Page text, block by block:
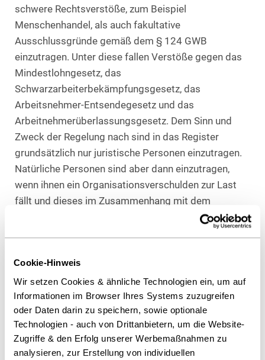
Cookie-Hinweis
Wir setzen Cookies & ähnliche Technologien ein, um auf
Informationen im Browser Ihres Systems zuzugreifen
oder Daten darin zu speichern, sowie optionale
Technologien - auch von Drittanbietern, um die Website-
Zugriffe & den Erfolg unserer Werbemaßnahmen zu
analysieren, zur Erstellung von individuellen
schwere Rechtsverstöße, zum Beispiel
Menschenhandel, als auch fakultative
Ausschlussgründe gemäß dem § 124 GWB
einzutragen. Unter diese fallen Verstöße gegen das
Mindestlohngesetz, das
Schwarzarbeiterbekämpfungsgesetz, das
Arbeitsnehmer-Entsendegesetz und das
Arbeitnehmerüberlassungsgesetz. Dem Sinn und
Zweck der Regelung nach sind in das Register
grundsätzlich nur juristische Personen einzutragen.
Natürliche Personen sind aber dann einzutragen,
wenn ihnen ein Organisationsverschulden zur Last
fällt und dieses im Zusammenhang mit dem
Geschäftsverkehr steht, also der Rechtsverstoß dem
Zusammenspiel der Behörden bei Eintragung
Konkret geschieht eine Eintragung wie folgt: Die
ordnungswidrigkeits- und Strafverfolgungsbehörden
übersenden pflichtgemäß eintragungserhebliche
Sachverhalte an die Registerbehörde. Diese prüft
sodann das Vorliegen der